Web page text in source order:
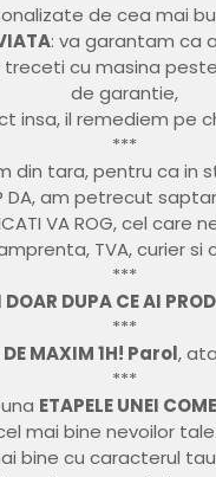
de cea mai
: va garantam ca
cu masina
de garantie,
insa, il remediem pe
***
din tara, pentru ca in
DA, am petrecut
VA ROG, cel
TVA, curier si
***
DUPA CE AI
***
DE MAXIM 1H! Parol,
***
ETAPELE UNEI
mai bine nevoilor
bine cu caracterul